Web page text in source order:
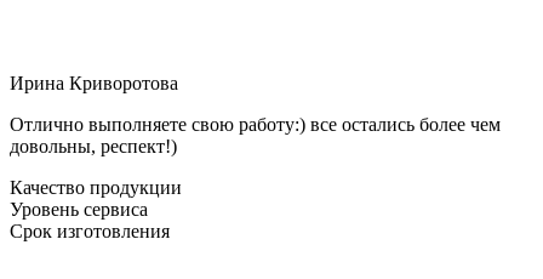
Ирина Криворотова
Отлично выполняете свою работу:) все остались более чем
довольны, респект!)
Качество продукции
Уровень сервиса
Срок изготовления